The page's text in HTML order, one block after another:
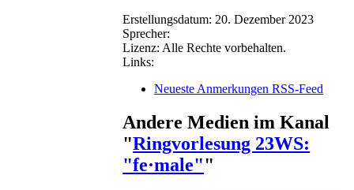
Erstellungsdatum: 20. Dezember 2023
Sprecher:
Lizenz: Alle Rechte vorbehalten.
Links:
Neueste Anmerkungen RSS-Feed
Andere Medien im Kanal
"Ringvorlesung 23WS:
"fe·male""